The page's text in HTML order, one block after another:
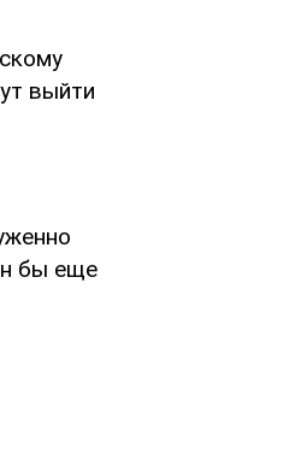
выйти
бы еще